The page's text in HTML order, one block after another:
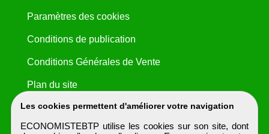
Les cookies permettent d'améliorer votre navigation
ECONOMISTEBTP utilise les cookies sur son site, dont
Paramètres des cookies
Conditions de publication
Conditions Générales de Vente
Plan du site